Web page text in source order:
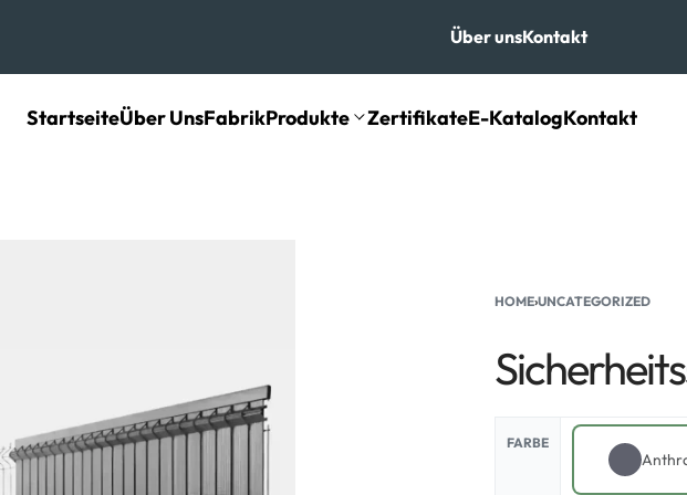
Über unsKontakt
StartseiteÜber UnsFabrikProdukte ZertifikateE-KatalogKontakt
HOME›UNCATEGORIZED
FARBE